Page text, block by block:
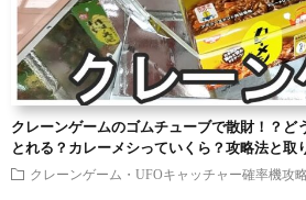
クレーンゲームのゴムチューブで散財！？ど
とれる？カレーメシっていくら？攻略法と取
クレーンゲーム・UFOキャッチャー確率機攻